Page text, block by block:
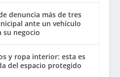
denuncia más de tres
ante un vehículo
su negocio
y ropa interior: esta es
del espacio protegido